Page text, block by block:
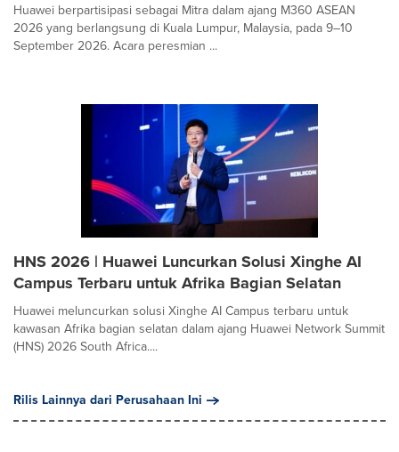
Huawei berpartisipasi sebagai Mitra dalam ajang M360 ASEAN
2026 yang berlangsung di Kuala Lumpur, Malaysia, pada 9–10
September 2026. Acara peresmian ...
HNS 2026 | Huawei Luncurkan Solusi Xinghe AI
Campus Terbaru untuk Afrika Bagian Selatan
Huawei meluncurkan solusi Xinghe AI Campus terbaru untuk
kawasan Afrika bagian selatan dalam ajang Huawei Network Summit
(HNS) 2026 South Africa....
Rilis Lainnya dari Perusahaan Ini